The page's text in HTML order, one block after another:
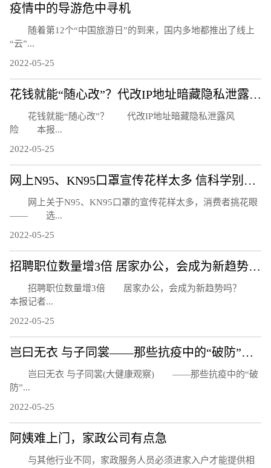
疫情中的导游危中寻机
随着第12个“中国旅游日”的到来，国内多地都推出了线上
“云”...
2022-05-25
花钱就能“随心改”？代改IP地址暗藏隐私泄露风险
花钱就能“随心改”？ 代改IP地址暗藏隐私泄露风
险 本报...
2022-05-25
网上N95、KN95口罩宣传花样太多 信科学别信忽悠
网上关于N95、KN95口罩的宣传花样太多，消费者挑花眼
—— 选...
2022-05-25
招聘职位数量增3倍 居家办公，会成为新趋势吗？
招聘职位数量增3倍 居家办公，会成为新趋势吗？
本报记者...
2022-05-25
岂曰无衣 与子同裳——那些抗疫中的“破防”瞬间
岂曰无衣 与子同裳(大健康观察) ——那些抗疫中的“破
防”...
2022-05-25
阿姨难上门，家政公司有点急
与其他行业不同，家政服务人员必须进家入户才能提供相